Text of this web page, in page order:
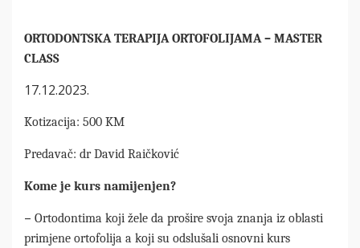
ORTODONTSKA TERAPIJA ORTOFOLIJAMA – MASTER
CLASS
17.12.2023.
Kotizacija: 500 KM
Predavač: dr David Raičković
Kome je kurs namijenjen?
– Ortodontima koji žele da prošire svoja znanja iz oblasti
primjene ortofolija a koji su odslušali osnovni kurs